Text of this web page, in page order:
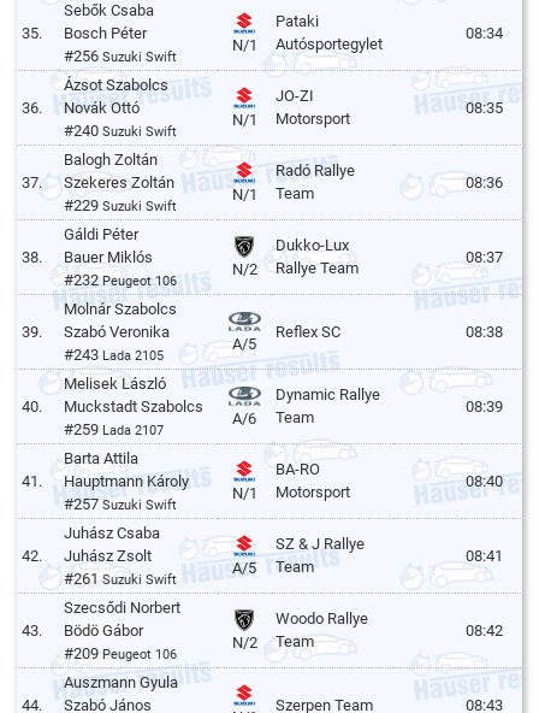
35.
Sebők Csaba
Bosch Péter
#256Suzuki Swift
N/1
Pataki
Autósportegylet
08:34
36.
Ázsot Szabolcs
Novák Ottó
#240Suzuki Swift
N/1
JO-ZI
Motorsport
08:35
37.
Balogh Zoltán
Szekeres Zoltán
#229Suzuki Swift
N/1
Radó Rallye
Team
08:36
38.
Gáldi Péter
Bauer Miklós
#232Peugeot 106
N/2
Dukko-Lux
Rallye Team
08:37
39.
Molnár Szabolcs
Szabó Veronika
#243 Lada 2105
A/5
Reflex SC 08:38
40.
Melisek László
Muckstadt Szabolcs
#259 Lada 2107
A/6
Dynamic Rallye
Team
08:39
41.
Barta Attila
Hauptmann Károly
#257Suzuki Swift
N/1
BA-RO
Motorsport
08:40
42.
Juhász Csaba
Juhász Zsolt
#261Suzuki Swift
A/5
SZ & J Rallye
Team
08:41
43.
Szecsődi Norbert
Bödö Gábor
#209Peugeot 106
N/2
Woodo Rallye
Team
08:42
44.
Auszmann Gyula
Szabó János
Szerpen Team 08:43